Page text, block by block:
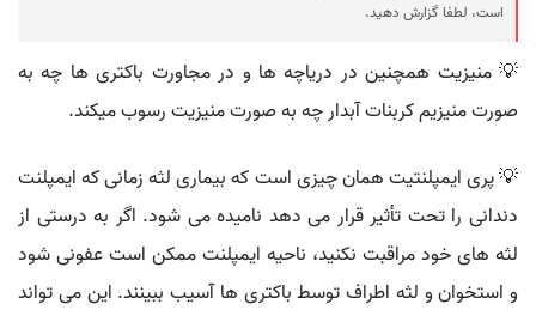
است، لطفا گزارش دهید.
💡 منیزیت همچنین در دریاچه ها و در مجاورت باکتری ها چه به
صورت منیزیم کربنات آبدار چه به صورت منیزیت رسوب میکند.
💡 پری ایمپلنتیت همان چیزی است که بیماری لثه زمانی که ایمپلنت
دندانی را تحت تأثیر قرار می دهد نامیده می شود. اگر به درستی از
لثه های خود مراقبت نکنید، ناحیه ایمپلنت ممکن است عفونی شود
و استخوان و لثه اطراف توسط باکتری ها آسیب ببینند. این می تواند